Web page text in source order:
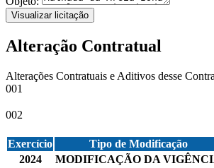
Visualizar licitação
Alteração Contratual
Alterações Contratuais e Aditivos desse
001
002
Exercício Tipo de Modificação
2024
MODIFICAÇÃO DA